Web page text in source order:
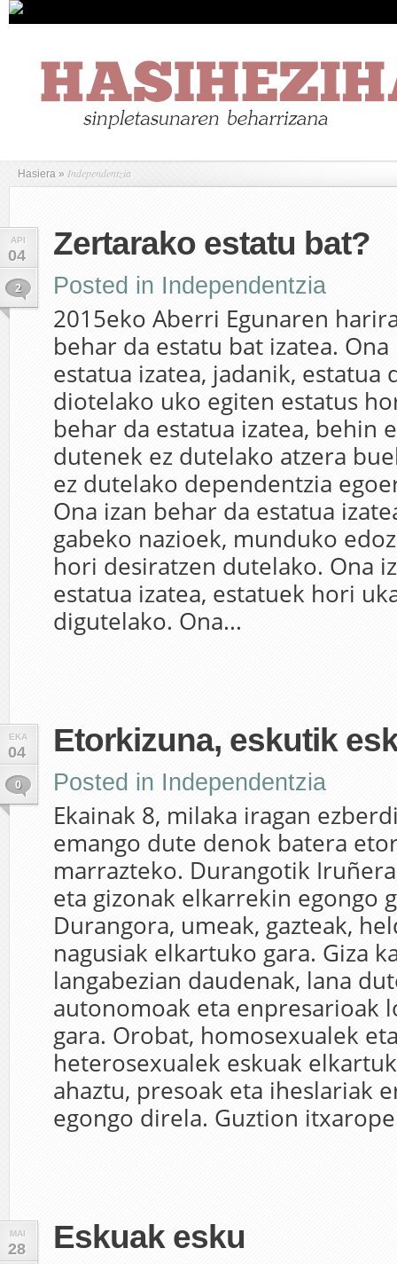
Hasiera » Independentzia
API
04
2
Zertarako estatu bat?
Posted in Independentzia
2015eko Aberri Egunaren
behar da estatu bat izatea.
estatua izatea, jadanik, estatua
diotelako uko egiten estatus
behar da estatua izatea, behin
dutenek ez dutelako atzera
ez dutelako dependentzia
Ona izan behar da estatua
gabeko nazioek, munduko
hori desiratzen dutelako. Ona
estatua izatea, estatuek hori
digutelako. Ona...
EKA
04
0
Etorkizuna, eskutik
Posted in Independentzia
Ekainak 8, milaka iragan
emango dute denok batera
marrazteko. Durangotik
eta gizonak elkarrekin egongo
Durangora, umeak, gazteak,
nagusiak elkartuko gara. Giza
langabezian daudenak, lana
autonomoak eta enpresarioak
gara. Orobat, homosexualek
heterosexualek eskuak
ahaztu, presoak eta iheslariak
egongo direla. Guztion
MAI
28 Eskuak esku